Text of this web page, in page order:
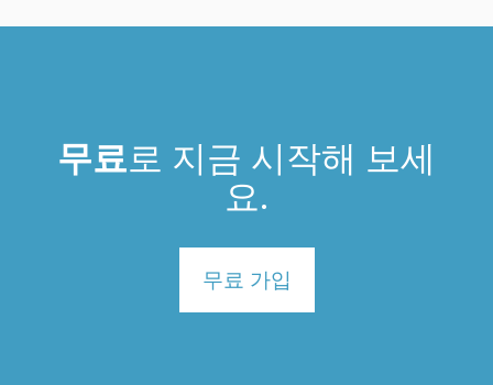
무료로 지금 시작해 보세
요.
무료 가입